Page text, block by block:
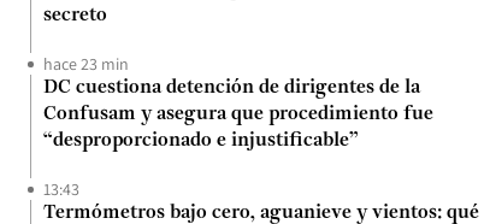
secreto
hace 23 min
DC cuestiona detención de dirigentes de la
Confusam y asegura que procedimiento fue
“desproporcionado e injustificable”
13:43
Termómetros bajo cero, aguanieve y vientos: qué